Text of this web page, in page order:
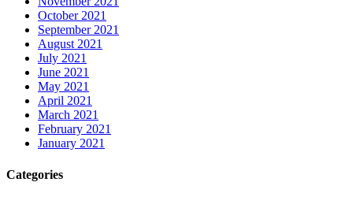
October 2021
September 2021
August 2021
July 2021
June 2021
May 2021
April 2021
March 2021
February 2021
January 2021
Categories